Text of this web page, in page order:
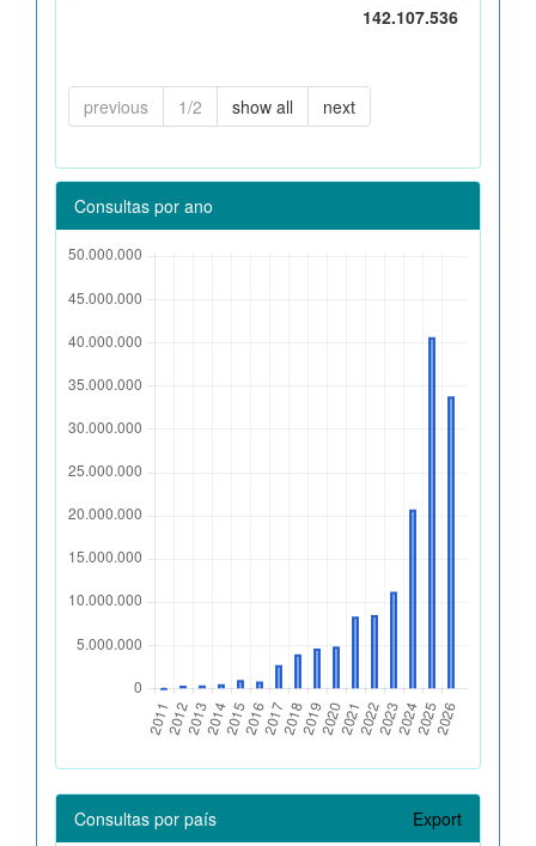
142.107.536
previous 1/2 show all next
Consultas por ano
Consultas por país Export